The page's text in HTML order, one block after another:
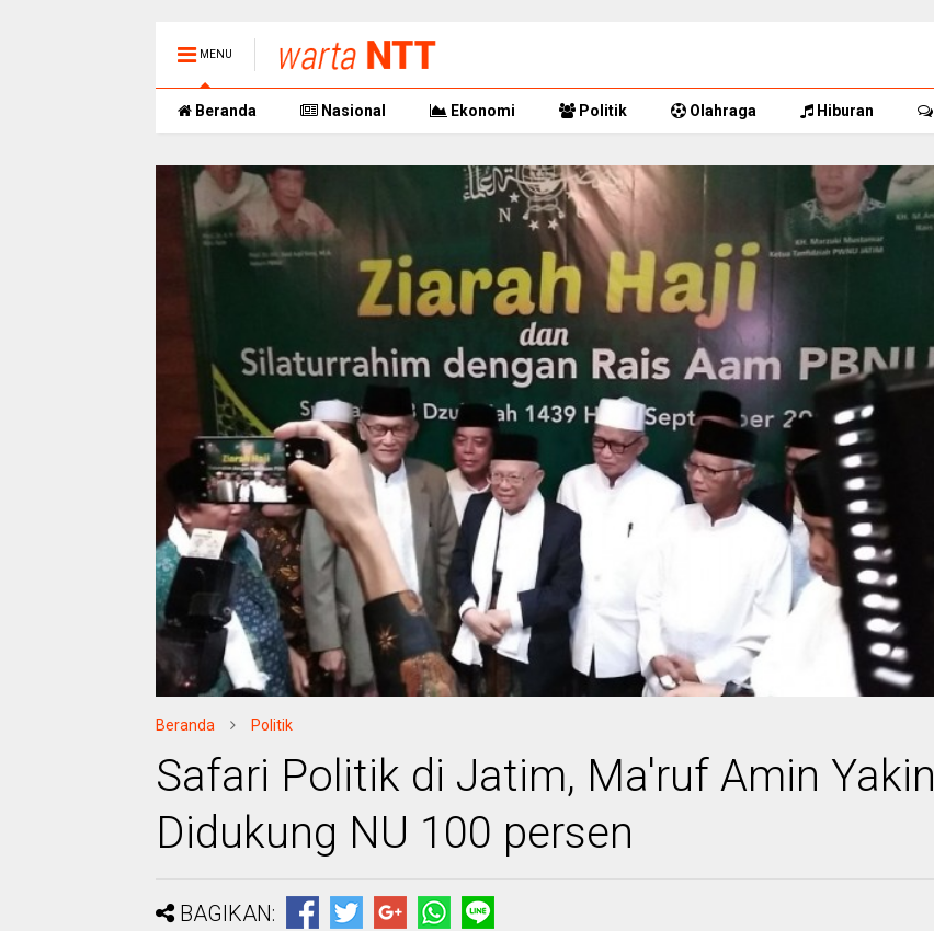
MENU
Beranda Nasional Ekonomi Politik Olahraga Hiburan
Beranda Politik
Safari Politik di Jatim, Ma'ruf Amin Yakin
Didukung NU 100 persen
BAGIKAN: